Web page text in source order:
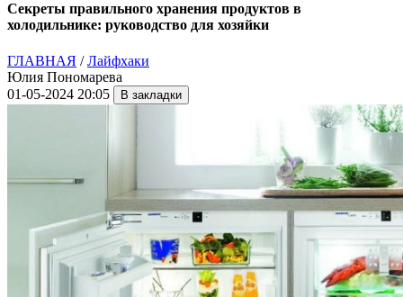
Секреты правильного хранения продуктов в
холодильнике: руководство для хозяйки
ГЛАВНАЯ /Лайфхаки
Юлия Пономарева
01-05-2024 20:05